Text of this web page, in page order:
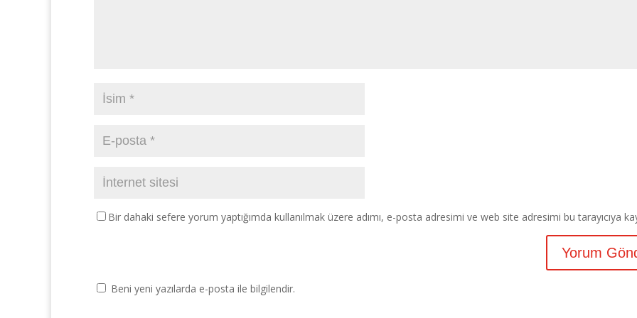
Bir dahaki sefere yorum yaptığımda kullanılmak üzere adımı, e-posta adresimi ve web site adresimi bu tarayıcıya
Beni yeni yazılarda e-posta ile bilgilendir.